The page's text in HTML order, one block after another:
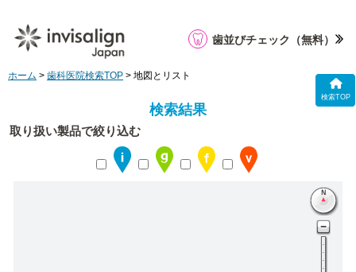
検索TOP
歯並びチェック （無料）
ホーム > 歯科医院検索TOP > 地図とリスト
検索結果
取り扱い製品で絞り込む